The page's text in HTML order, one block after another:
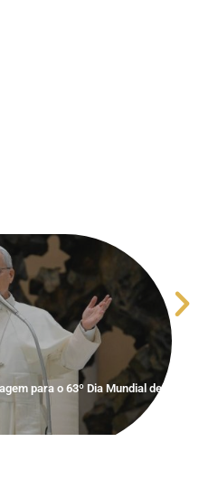
para o 63º Dia Mundial de